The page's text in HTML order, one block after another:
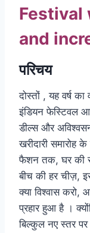
Festival
and
परिचय
दोस्तों , यह वर्ष
इंडियन फेस्टिवल
डील्स और
खरीदारी समारोह
फैशन तक, घर की
बीच की हर चीज़,
क्या विश्वास
प्रहार हुआ है ।
बिल्कुल नए स्तर